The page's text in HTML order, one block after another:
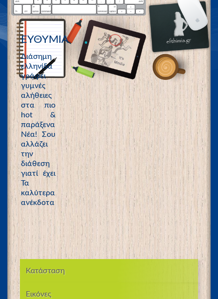
ΕΥΘΥΜΙΑ
Διάσημη
ελληνίδα
γράφει
γυμνές
αλήθειες
στα πιο
hot &
παράξενα
Νέα! Σου
αλλάζει
την
διάθεση
γιατί έχει
Τα
καλύτερα
ανέκδοτα
Κατάσταση
Εικόνες